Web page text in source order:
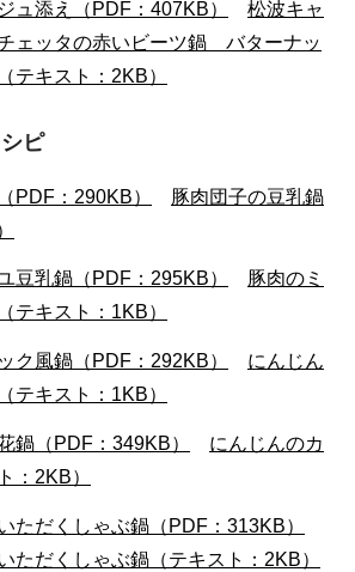
ュ添え（PDF：407KB）
松波キャ
ェッタの赤いビーツ鍋 バターナッ
テキスト：2KB）
ピ
PDF：290KB）
豚肉団子の豆乳鍋
豆乳鍋（PDF：295KB）
豚肉のミ
テキスト：1KB）
ク風鍋（PDF：292KB）
にんじん
テキスト：1KB）
鍋（PDF：349KB）
にんじんのカ
：2KB）
ただくしゃぶ鍋（PDF：313KB）
ただくしゃぶ鍋（テキスト：2KB）